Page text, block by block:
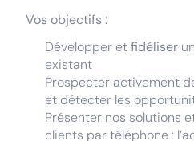
Vos objectifs :
Développer etfidéliser
existant
Prospecter activement
et détecter les
Présenter nos solutions
clients par téléphone :